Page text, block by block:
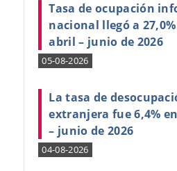
Tasa de ocupación
nacional llegó a
abril – junio de 2026
05-08-2026
La tasa de
extranjera fue 6,4%
– junio de 2026
04-08-2026